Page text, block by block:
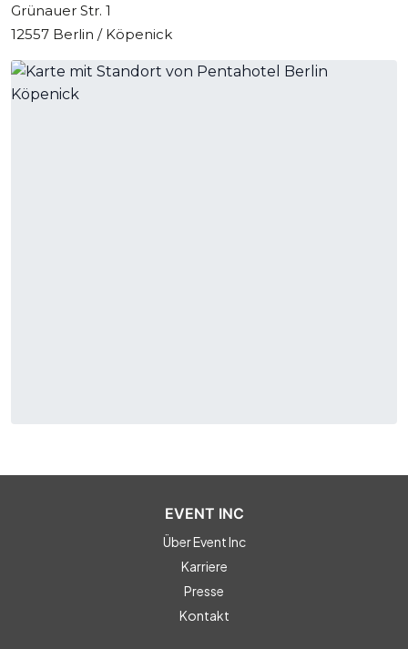
Grünauer Str. 1
12557 Berlin / Köpenick
EVENT INC
Über Event Inc
Karriere
Presse
Kontakt